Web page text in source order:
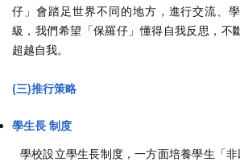
仔」會踏足世界不同的地方，進行交流、
級，我們希望「保羅仔」懂得自我反思，不
超越自我。
(三)推行策略
學生長 制度
學校設立學生長制度，一方面培養學生「非